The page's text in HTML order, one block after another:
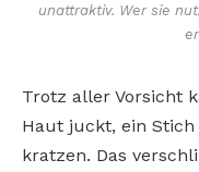
unattraktiv. Wer sie
Trotz aller Vorsicht
Haut juckt, ein
kratzen. Das